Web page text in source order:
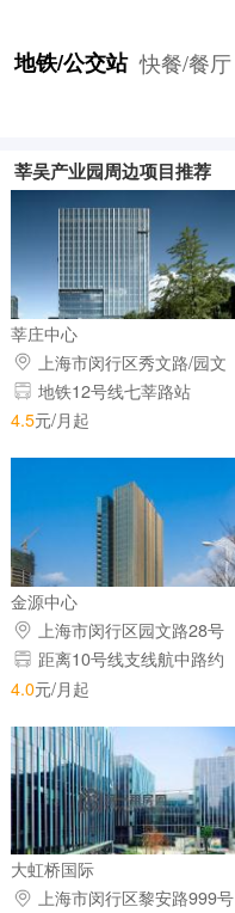
地铁/公交站 快餐/餐厅
莘吴产业园周边项目推荐
莘庄中心
上海市闵行区秀文路/园文
路 地铁12号线七莘路站
4.5元/月起
金源中心
上海市闵行区园文路28号
距离10号线支线航中路约
1288米
4.0元/月起
大虹桥国际
上海市闵行区黎安路999号